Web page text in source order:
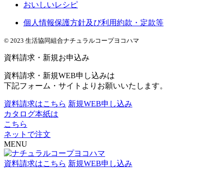
おいしいレシピ
個人情報保護方針及び利用約款・定款等
© 2023 生活協同組合ナチュラルコープヨコハマ
資料請求・新規お申込み
資料請求・新規WEB申し込みは
下記フォーム・サイトよりお願いいたします。
資料請求はこちら 新規WEB申し込み
カタログ本紙は
こちら
ネットで注文
MENU
資料請求はこちら 新規WEB申し込み